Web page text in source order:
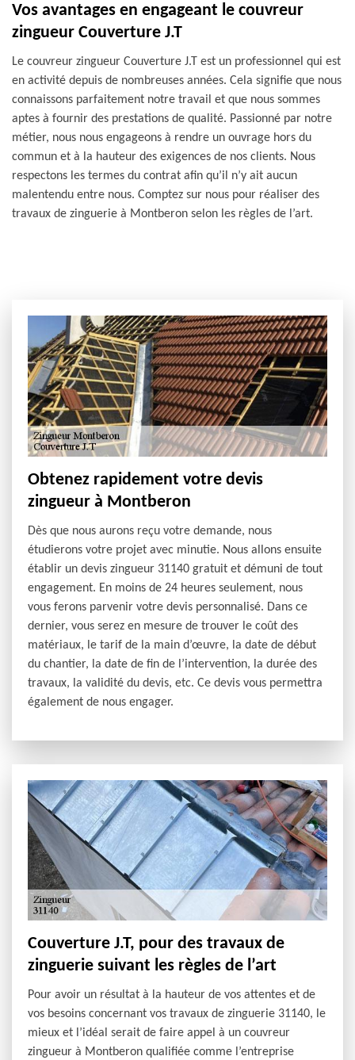
Vos avantages en engageant le couvreur
zingueur Couverture J.T
Le couvreur zingueur Couverture J.T est un professionnel qui est
en activité depuis de nombreuses années. Cela signifie que nous
connaissons parfaitement notre travail et que nous sommes
aptes à fournir des prestations de qualité. Passionné par notre
métier, nous nous engageons à rendre un ouvrage hors du
commun et à la hauteur des exigences de nos clients. Nous
respectons les termes du contrat afin qu’il n’y ait aucun
malentendu entre nous. Comptez sur nous pour réaliser des
travaux de zinguerie à Montberon selon les règles de l’art.
Obtenez rapidement votre devis
zingueur à Montberon
Dès que nous aurons reçu votre demande, nous
étudierons votre projet avec minutie. Nous allons ensuite
établir un devis zingueur 31140 gratuit et démuni de tout
engagement. En moins de 24 heures seulement, nous
vous ferons parvenir votre devis personnalisé. Dans ce
dernier, vous serez en mesure de trouver le coût des
matériaux, le tarif de la main d’œuvre, la date de début
du chantier, la date de fin de l’intervention, la durée des
travaux, la validité du devis, etc. Ce devis vous permettra
également de nous engager.
Couverture J.T, pour des travaux de
zinguerie suivant les règles de l’art
Pour avoir un résultat à la hauteur de vos attentes et de
vos besoins concernant vos travaux de zinguerie 31140, le
mieux et l’idéal serait de faire appel à un couvreur
zingueur à Montberon qualifiée comme l’entreprise